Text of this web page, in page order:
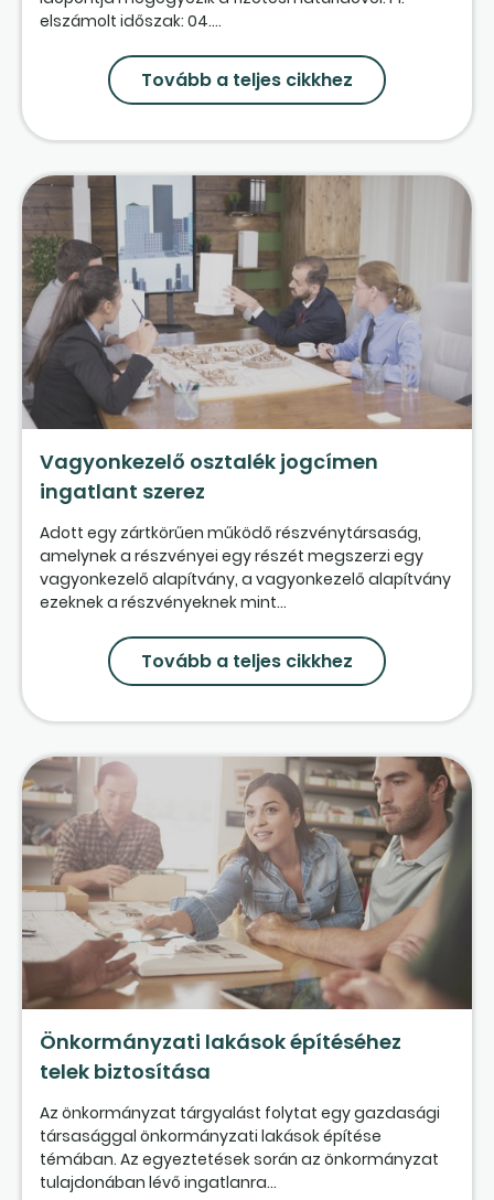
elszámolt időszak: 04....
Tovább a teljes cikkhez
Vagyonkezelő osztalék jogcímen
ingatlant szerez
Adott egy zártkörűen működő részvénytársaság,
amelynek a részvényei egy részét megszerzi egy
vagyonkezelő alapítvány, a vagyonkezelő alapítvány
ezeknek a részvényeknek mint...
Tovább a teljes cikkhez
Önkormányzati lakások építéséhez
telek biztosítása
Az önkormányzat tárgyalást folytat egy gazdasági
társasággal önkormányzati lakások építése
témában. Az egyeztetések során az önkormányzat
tulajdonában lévő ingatlanra...